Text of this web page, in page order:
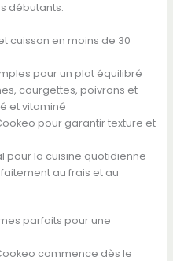
débutants.
cuisson en moins de 30
pour un plat équilibré
courgettes, poivrons et
et vitaminé
pour garantir texture et
pour la cuisine quotidienne
au frais et au
parfaits pour une
commence dès le